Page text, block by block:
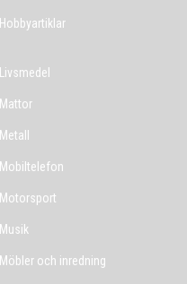
Hobbyartiklar
Livsmedel
Mattor
Metall
Mobiltelefon
Motorsport
Musik
Möbler och inredning